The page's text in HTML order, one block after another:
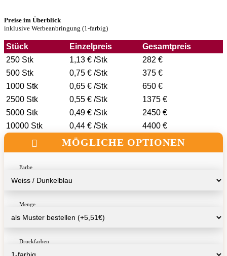
Preise im Überblick
inklusive Werbeanbringung (1-farbig)
Stück Einzelpreis
Gesamtpreis
250 Stk
1,13 € /Stk
282 €
500 Stk
0,75 € /Stk
375 €
1000 Stk
0,65 € /Stk
650 €
2500 Stk
0,55 € /Stk
1375 €
5000 Stk
0,49 € /Stk
2450 €
10000 Stk
0,44 € /Stk 4400 €
MÖGLICHE OPTIONEN
Farbe
Menge
Druckfarben